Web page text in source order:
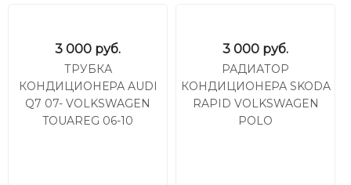
3 000 руб.
ТРУБКА
КОНДИЦИОНЕРА AUDI
Q7 07- VOLKSWAGEN
TOUAREG 06-10
3 000 руб.
РАДИАТОР
КОНДИЦИОНЕРА SKODA
RAPID VOLKSWAGEN
POLO